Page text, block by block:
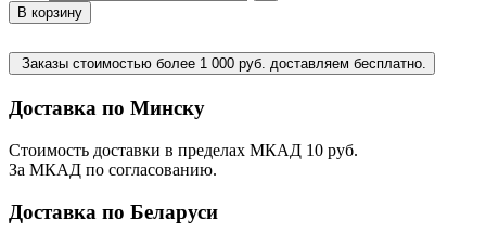
В корзину
Заказы стоимостью более 1 000 руб. доставляем бесплатно.
Доставка по Минску
Стоимость доставки в пределах МКАД 10 руб.
За МКАД по согласованию.
Доставка по Беларуси